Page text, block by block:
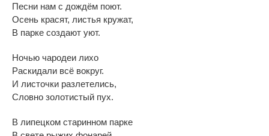
Песни нам с дождём поют.
Осень красят, листья кружат,
В парке создают уют.
Ночью чародеи лихо
Раскидали всё вокруг.
И листочки разлетелись,
Словно золотистый пух.
В липецком старинном парке